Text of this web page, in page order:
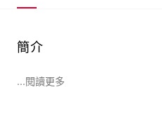
簡介
...閱讀更多